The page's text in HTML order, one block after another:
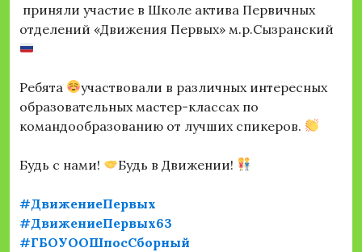
приняли участие в Школе актива Первичных
отделений «Движения Первых» м.р.Сызранский
Ребята
участвовали в различных интересных
образовательных мастер-классах по
командообразованию от лучших спикеров.
Будь с нами! Будь в Движении!
#ДвижениеПервых
#ДвижениеПервых63
#ГБОУООШпосСборный